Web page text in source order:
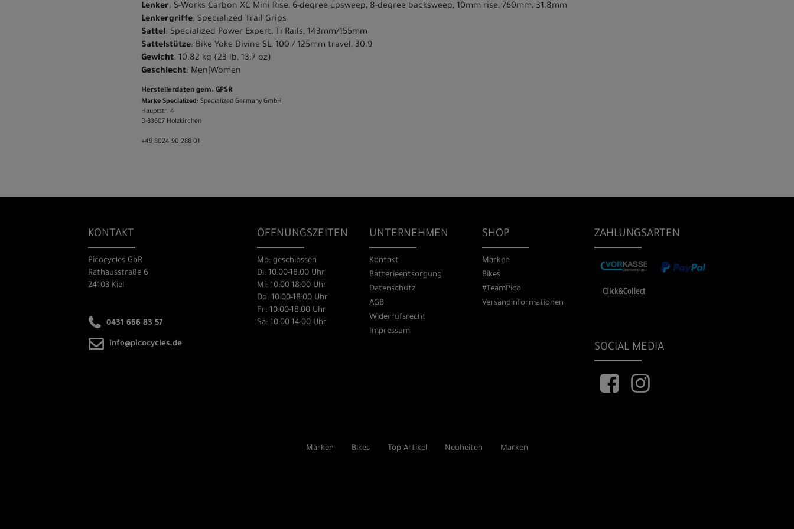
Lenker: S-Works Carbon XC Mini Rise, 6-degree upsweep, 8-degree backsweep, 10mm rise, 760mm, 31.8mm
Lenkergriffe: Specialized Trail Grips
Sattel: Specialized Power Expert, Ti Rails, 143mm/155mm
Sattelstütze: Bike Yoke Divine SL, 100 / 125mm travel, 30.9
Gewicht: 10.82 kg (23 lb, 13.7 oz)
Geschlecht: Men|Women
Herstellerdaten gem. GPSR
Marke Specialized: Specialized Germany GmbH
Hauptstr. 4
D-83607 Holzkirchen
+49 8024 90 288 01
KONTAKT
Picocycles GbR
Rathausstraße 6
24103 Kiel
0431 666 83 57
info@picocycles.de
ÖFFNUNGSZEITEN
Mo: geschlossen
Di: 10:00-18:00 Uhr
Mi: 10:00-18:00 Uhr
Do: 10:00-18:00 Uhr
Fr: 10:00-18:00 Uhr
Sa: 10:00-14:00 Uhr
UNTERNEHMEN
Kontakt
Batterieentsorgung
Datenschutz
AGB
Widerrufsrecht
Impressum
SHOP
Marken
Bikes
#TeamPico
Versandinformationen
ZAHLUNGSARTEN
SOCIAL MEDIA
Marken Bikes Top Artikel Neuheiten Marken